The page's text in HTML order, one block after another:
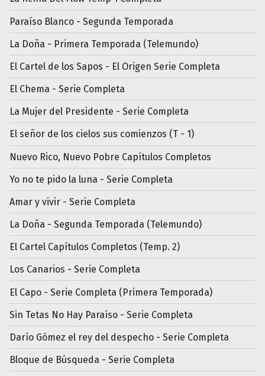
Paraíso Blanco - Segunda Temporada
La Doña - Primera Temporada (Telemundo)
El Cartel de los Sapos - El Origen Serie Completa
El Chema - Serie Completa
La Mujer del Presidente - Serie Completa
El señor de los cielos sus comienzos (T - 1)
Nuevo Rico, Nuevo Pobre Capítulos Completos
Yo no te pido la luna - Serie Completa
Amar y vivir - Serie Completa
La Doña - Segunda Temporada (Telemundo)
El Cartel Capítulos Completos (Temp. 2)
Los Canarios - Serie Completa
El Capo - Serie Completa (Primera Temporada)
Sin Tetas No Hay Paraíso - Serie Completa
Darìo Gómez el rey del despecho - Serie Completa
Bloque de Búsqueda - Serie Completa